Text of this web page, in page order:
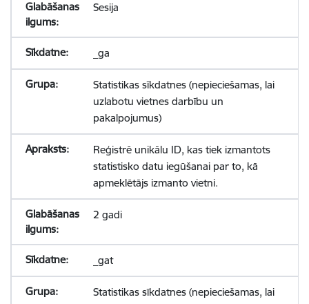
Sesija
_ga
Statistikas sīkdatnes (nepieciešamas, lai
uzlabotu vietnes darbību un
pakalpojumus)
Reģistrē unikālu ID, kas tiek izmantots
statistisko datu iegūšanai par to, kā
apmeklētājs izmanto vietni.
2 gadi
_gat
Statistikas sīkdatnes (nepieciešamas, lai